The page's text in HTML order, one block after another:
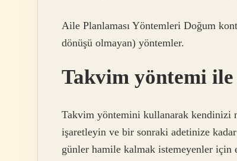
Aile Planlaması Yöntemleri Doğum
dönüşü olmayan) yöntemler.
Takvim yöntemi ile
Takvim yöntemini kullanarak kendinizi
işaretleyin ve bir sonraki adetinize
günler hamile kalmak istemeyenler